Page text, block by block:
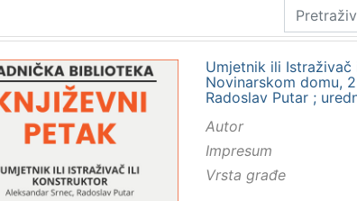
Umjetnik ili
Novinarskom domu,
Radoslav Putar ;
Autor
Impresum
Vrsta građe